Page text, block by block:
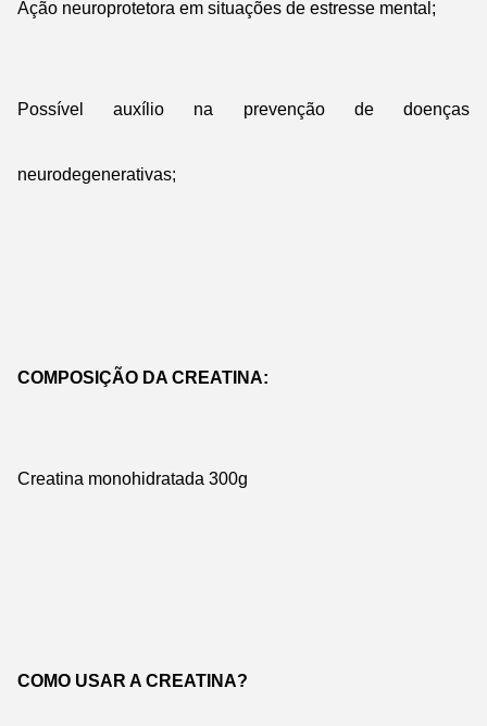
Ação neuroprotetora em situações de estresse mental;
Possível auxílio na prevenção de doenças
neurodegenerativas;
COMPOSIÇÃO DA CREATINA:
Creatina monohidratada 300g
COMO USAR A CREATINA?